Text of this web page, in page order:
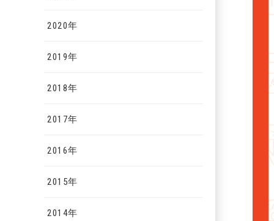
2020年
2019年
2018年
2017年
2016年
2015年
2014年